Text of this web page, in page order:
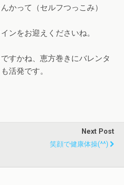
かって（セルフつっこみ）
ンをお迎えくださいね。
すかね、恵方巻きにバレンタ
活発です。
Next Post
笑顔で健康体操(^^)